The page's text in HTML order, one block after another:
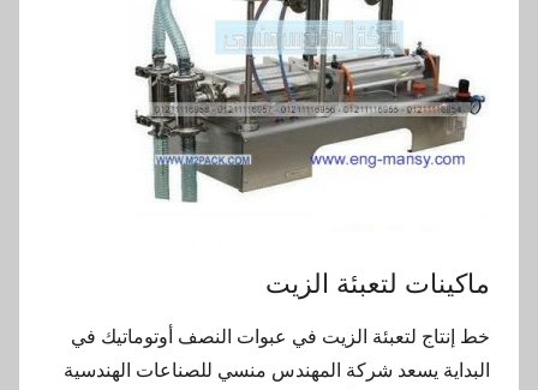
ماكينات لتعبئة الزيت
خط إنتاج لتعبئة الزيت في عبوات النصف أوتوماتيك في
البداية يسعد شركة المهندس منسي للصناعات الهندسية